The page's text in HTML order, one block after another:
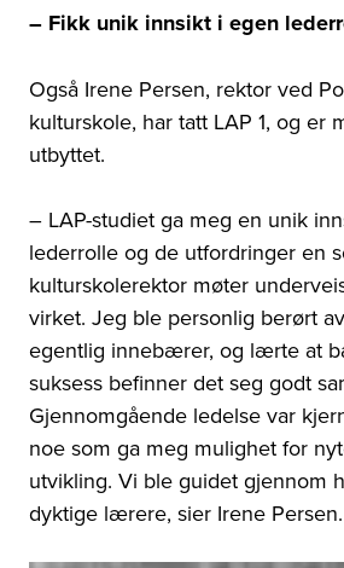
– Fikk unik innsikt i egen
Også Irene Persen, rektor ved
kulturskole, har tatt LAP 1, og er
utbyttet.
– LAP-studiet ga meg en unik
lederrolle og de utfordringer en
kulturskolerektor møter
virket. Jeg ble personlig berørt
egentlig innebærer, og lærte at
suksess befinner det seg godt
Gjennomgående ledelse var
noe som ga meg mulighet for
utvikling. Vi ble guidet gjennom
dyktige lærere, sier Irene Persen.